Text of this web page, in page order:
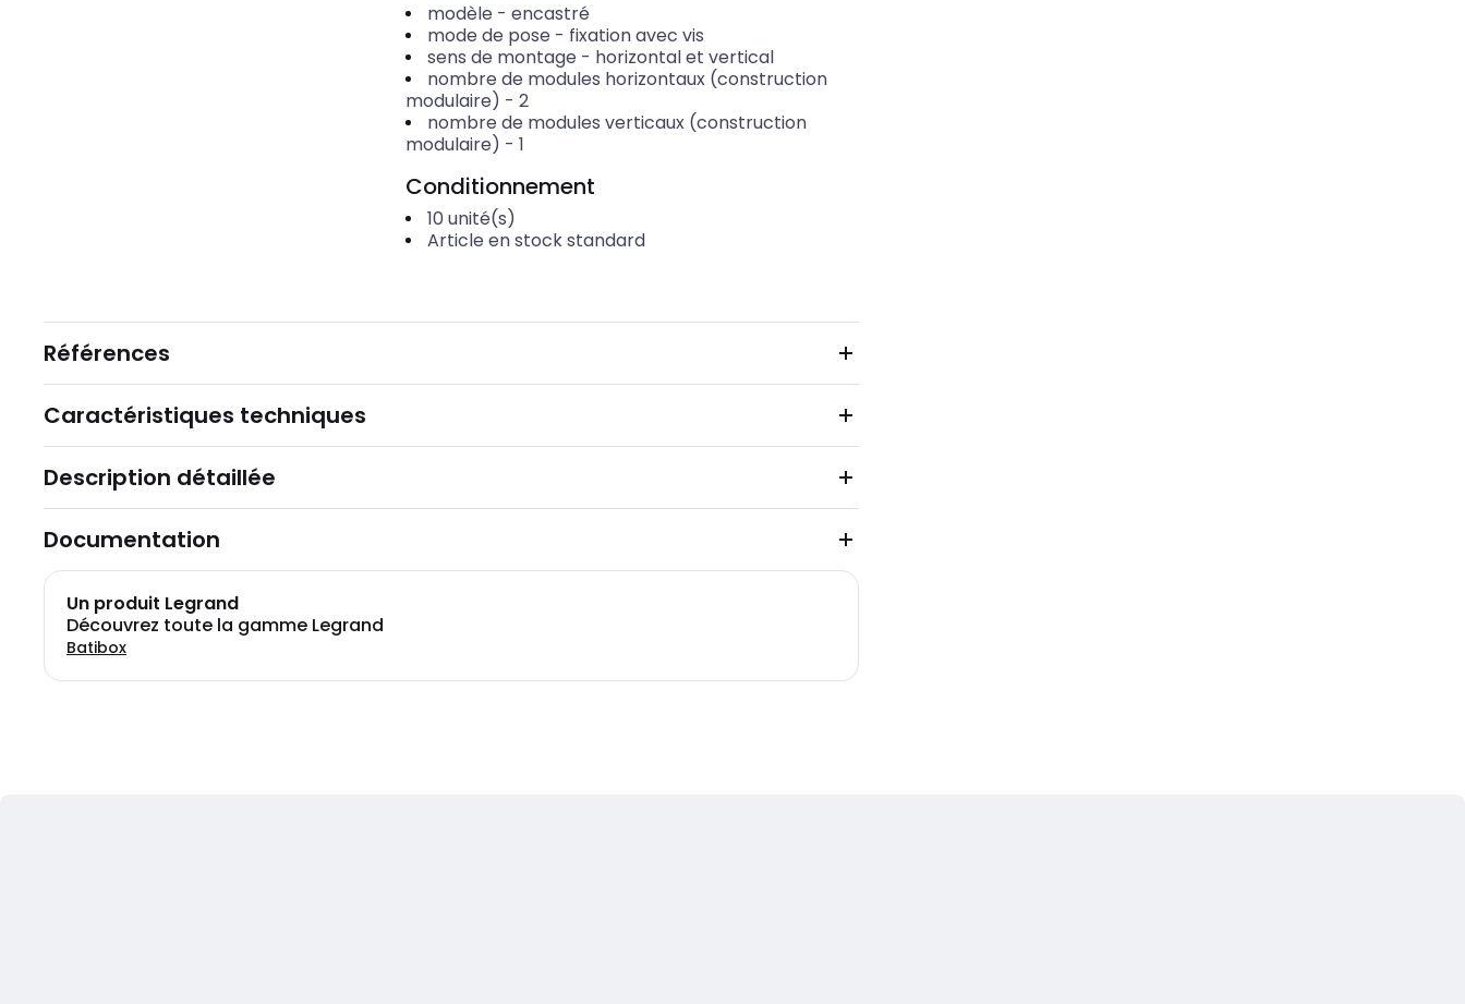
modèle - encastré
mode de pose - fixation avec vis
sens de montage - horizontal et vertical
nombre de modules horizontaux (construction
modulaire) - 2
nombre de modules verticaux (construction
modulaire) - 1
Conditionnement
10 unité(s)
Article en stock standard
Références
Caractéristiques techniques
Description détaillée
Documentation
Un produit Legrand
Découvrez toute la gamme Legrand
Batibox